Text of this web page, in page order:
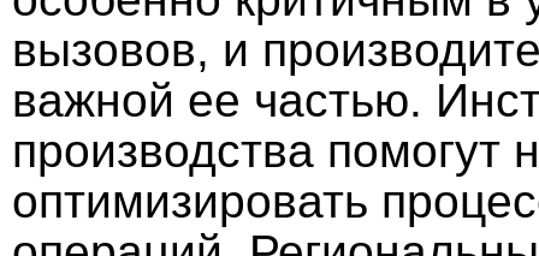
вызовов, и
важной ее частью.
производства
оптимизировать